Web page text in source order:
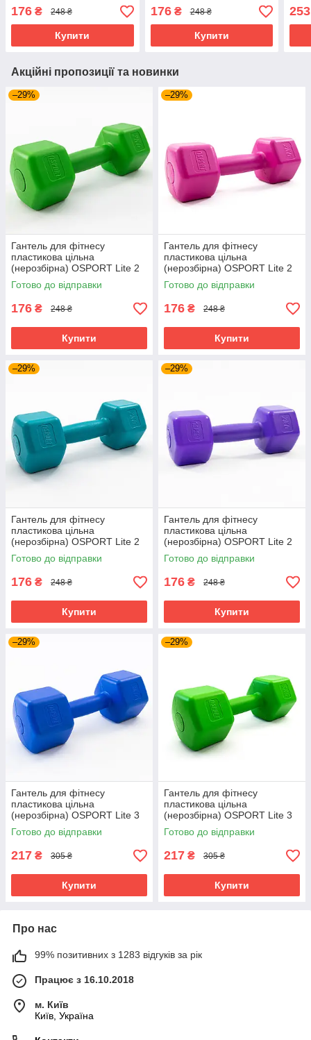
176 ₴ 248 ₴
Купити
176₴ 248 ₴
Купити
253
Акційні пропозиції та новинки
–29%
Гантель для фітнесу
пластикова цільна
(нерозбірна) OSPORT Lite 2
кг (OF-0115) Зелений
Готово до відправки
176 ₴ 248 ₴
Купити
–29%
Гантель для фітнесу
пластикова цільна
(нерозбірна) OSPORT Lite 2
кг (OF-0115) Рожевий
Готово до відправки
176 ₴ 248 ₴
Купити
–29%
Гантель для фітнесу
пластикова цільна
(нерозбірна) OSPORT Lite 2
кг (OF-0115) Бірюзовий
Готово до відправки
176 ₴ 248 ₴
Купити
–29%
Гантель для фітнесу
пластикова цільна
(нерозбірна) OSPORT Lite 2
кг (OF-0115) Фіолетовий
Готово до відправки
176 ₴ 248 ₴
Купити
–29%
Гантель для фітнесу
пластикова цільна
(нерозбірна) OSPORT Lite 3
кг (OF-0117) Синій
Готово до відправки
217 ₴ 305 ₴
Купити
–29%
Гантель для фітнесу
пластикова цільна
(нерозбірна) OSPORT Lite 3
кг (OF-0117) Зелений
Готово до відправки
217 ₴ 305 ₴
Купити
Про нас
99% позитивних з 1283 відгуків за рік
Працює з 16.10.2018
м. Київ
Київ, Україна